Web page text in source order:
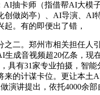
AI抽卡师（指借帮AI大模
创做岗亭）、AI导演、
。有的即便出了错，
二。郑州市相关担任人
生成音视频超20亿条，现
具有31家专业拍摄，智能
来的计谋卡位。更让本土
演讲提出，依托4000余部